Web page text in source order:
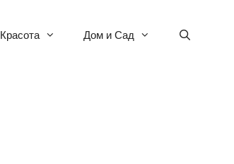
Красота Дом и Сад